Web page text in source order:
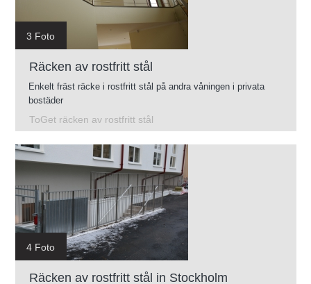
3 Foto
Räcken av rostfritt stål
Enkelt fräst räcke i rostfritt stål på andra våningen i privata
bostäder
ToGet räcken av rostfritt stål
4 Foto
Räcken av rostfritt stål in Stockholm